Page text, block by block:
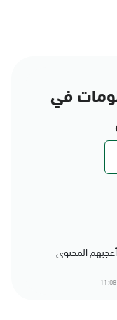
في